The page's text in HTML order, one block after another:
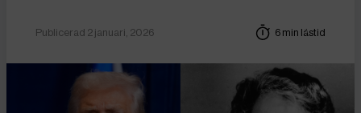
Publicerad 2 januari, 2026 6 min lästid